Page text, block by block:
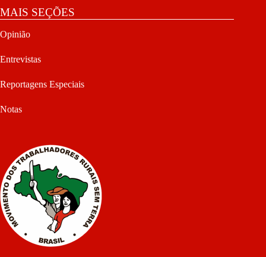
MAIS SEÇÕES
Opinião
Entrevistas
Reportagens Especiais
Notas